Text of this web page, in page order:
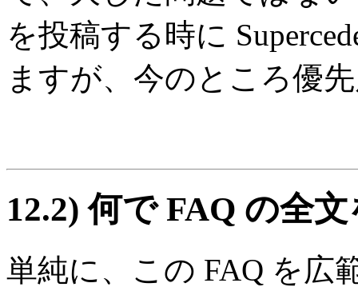
を投稿する時に
ますが、今のところ優
12.2)何で FAQ の全
単純に、この FAQ を広